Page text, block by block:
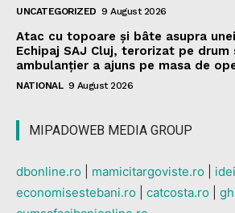
UNCATEGORIZED 9 August 2026
Atac cu topoare și bâte asupra
Echipaj SAJ Cluj, terorizat pe drum
ambulanțier a ajuns pe masa de
NATIONAL 9 August 2026
MIPADOWEB MEDIA GROUP
dbonline.ro mamicitargoviste.ro
economisestebani.ro
catcosta.ro